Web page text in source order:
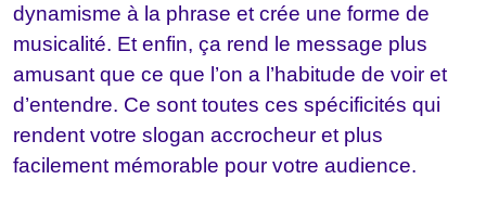
dynamisme à la phrase et crée une forme de
musicalité. Et enfin, ça rend le message plus
amusant que ce que l’on a l’habitude de voir et
d’entendre. Ce sont toutes ces spécificités qui
rendent votre slogan accrocheur et plus
facilement mémorable pour votre audience.